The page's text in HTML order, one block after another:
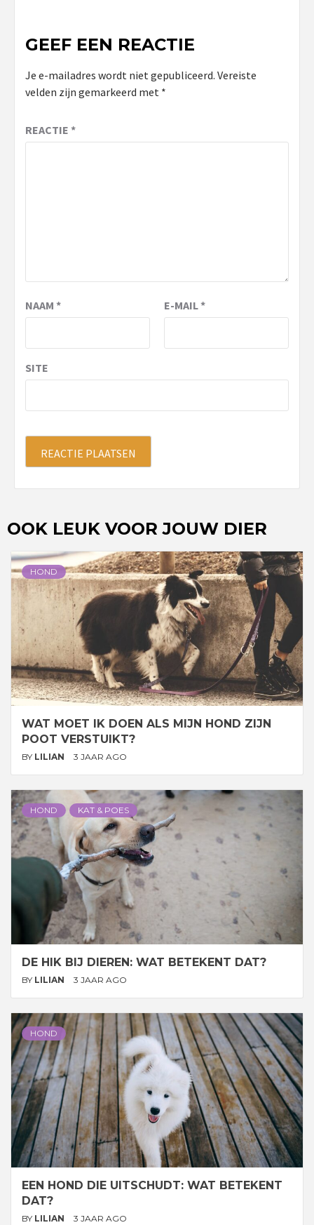
GEEF EEN REACTIE
Je e-mailadres wordt niet gepubliceerd. Vereiste
velden zijn gemarkeerd met *
REACTIE *
NAAM * E-MAIL*
SITE
OOK LEUK VOOR JOUW DIER
HOND
WAT MOET IK DOEN ALS MIJN HOND ZIJN
POOT VERSTUIKT?
BY LILIAN 3 JAAR AGO
HOND KAT & POES
DE HIK BIJ DIEREN: WAT BETEKENT DAT?
BY LILIAN 3 JAAR AGO
HOND
EEN HOND DIE UITSCHUDT: WAT BETEKENT
DAT?
BY LILIAN 3 JAAR AGO